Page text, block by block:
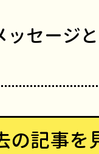
ッセージ
の記事を